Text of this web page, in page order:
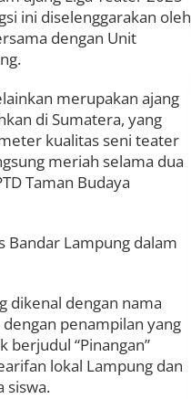
ini diselenggarakan oleh
dengan Unit
merupakan ajang
di Sumatera, yang
kualitas seni teater
meriah selama dua
Taman Budaya
Bandar Lampung dalam
dikenal dengan nama
penampilan yang
“Pinangan”
lokal Lampung dan
siswa.